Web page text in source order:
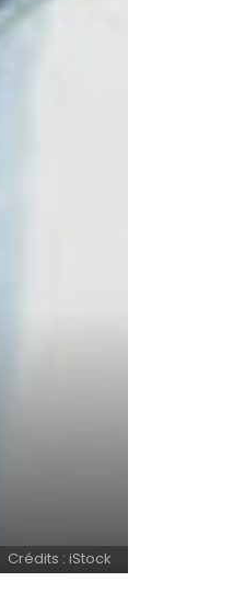
Crédits : iStock